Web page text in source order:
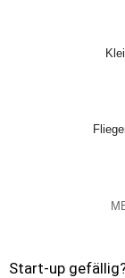
Start-up